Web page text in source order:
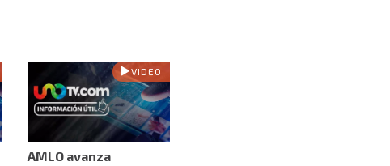
VIDEO
AMLO avanza